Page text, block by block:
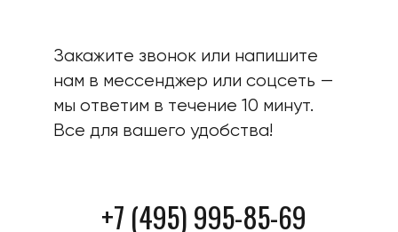
Закажите звонок или напишите
нам в мессенджер или соцсеть —
мы ответим в течение 10 минут.
Все для вашего удобства!
+7 (495) 995-85-69